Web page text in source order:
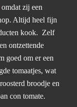
omdat zij een
Altijd heel fijn
kook. Zelf
ontzettende
goed om er een
tomaatjes, wat
broodje en
con tomate.